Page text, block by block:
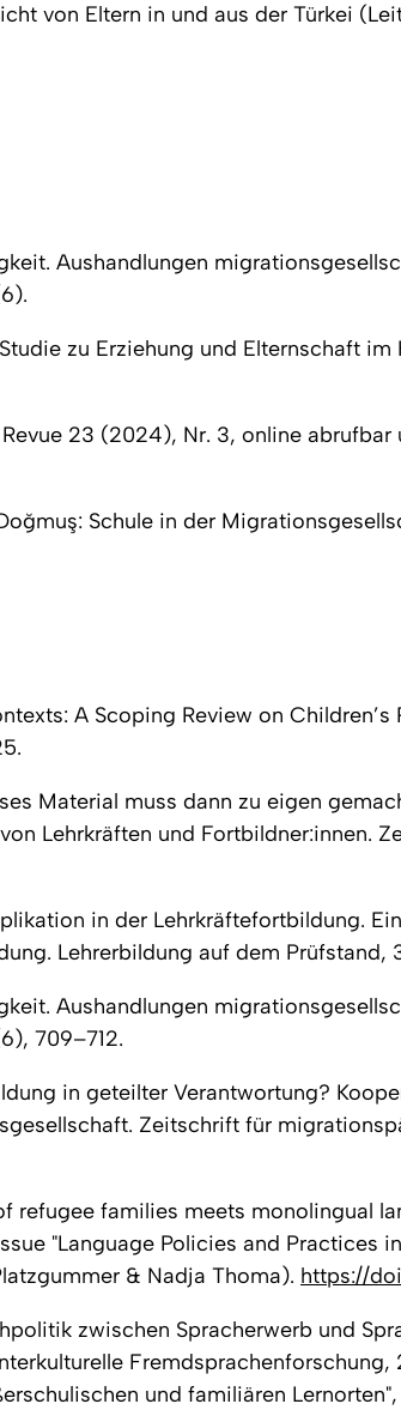
von Eltern in und aus der Türkei
Aushandlungen
zu Erziehung und Elternschaft
23 (2024), Nr. 3, online abrufbar
Schule in der
A Scoping Review on
Material muss dann zu eigen
Lehrkräften und Fortbildner:innen.
in der Lehrkräftefortbildung.
Lehrerbildung auf dem Prüfstand,
Aushandlungen
709–712.
in geteilter Verantwortung?
Zeitschrift für
refugee families meets monolingual
"Language Policies and Practices
& Nadja Thoma). https://
zwischen Spracherwerb und
Fremdsprachenforschung,
und familiären